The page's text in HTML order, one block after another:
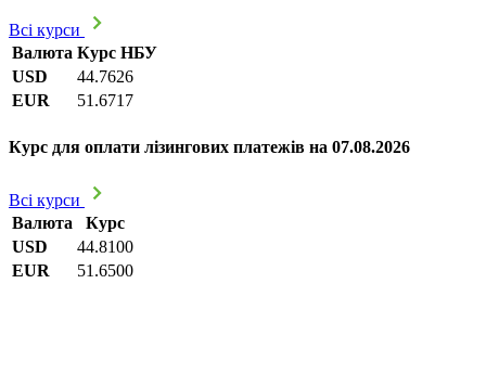
Всі курси
Валюта Курс НБУ
USD
44.7626
EUR
51.6717
Курс для оплати лізингових платежів на 07.08.2026
Всі курси
Валюта
Курс
USD
44.8100
EUR
51.6500